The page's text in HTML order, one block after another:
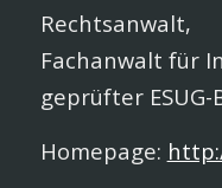
Rechtsanwalt,
Fachanwalt für
geprüfter
Homepage: